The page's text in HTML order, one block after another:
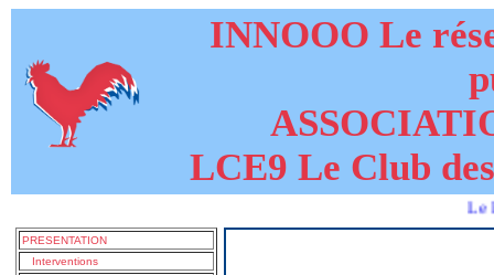
INNOOO Le
LCE9 Le Club
Le livre de
PRESENTATION
Interventions